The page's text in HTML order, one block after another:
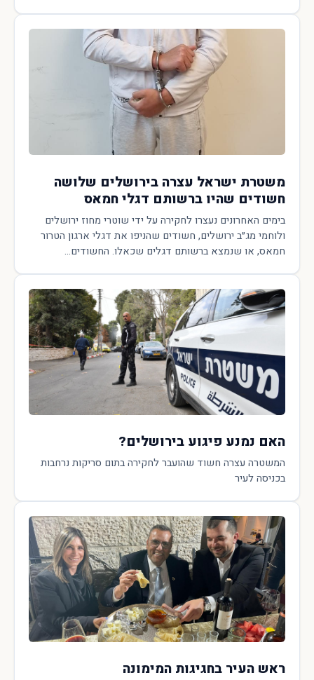
משטרת ישראל עצרה בירושלים שלושה
חשודים שהיו ברשותם דגלי חמאס
בימים האחרונים נעצרו לחקירה על ידי שוטרי מחוז ירושלים
ולוחמי מג״ב ירושלים, חשודים שהניפו את דגלי ארגון הטרור
חמאס, או שנמצא ברשותם דגלים שכאלו. החשודים...
האם נמנע פיגוע בירושלים?
המשטרה עצרה חשוד שהועבר לחקירה בתום סריקות נרחבות
בכניסה לעיר
ראש העיר בחגיגות המימונה